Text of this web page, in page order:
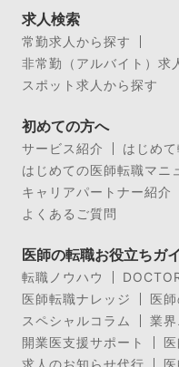
求人検索
常勤求人から探す
非常勤（アルバイト）求
スポット求人から探す
初めての方へ
サービス紹介
はじめ
はじめての医師転職マニ
キャリアパートナー紹介
よくあるご質問
医師の転職お役立ちガ
転職ノウハウ
医師転職ナレッジ
医
スペシャルコラム
業
開業医支援サポート